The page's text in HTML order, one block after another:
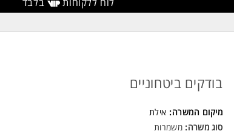
בודקים ביטחוניים
מיקום המשרה: אילת
סוג משרה: משמרות